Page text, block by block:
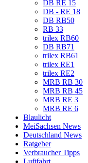
DB RE 15
DB - RE 18
DB RB50
RB 33
trilex RB60
DB RB71
trilex RB61
trilex RE1
trilex RE2
MRB RB 30
MRB RB 45
MRB RE 3
MRB RE 6
Blaulicht
MeiSachsen News
Deutschland News
Ratgeber
Verbraucher Tipps
Luftfahrt